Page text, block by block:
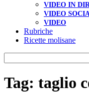
VIDEO IN
VIDEO
VIDEO
Rubriche
Ricette molisane
Tag: taglio